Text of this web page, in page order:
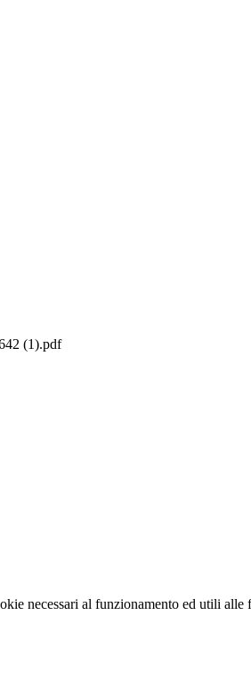
(1).pdf
necessari al funzionamento ed utili alle